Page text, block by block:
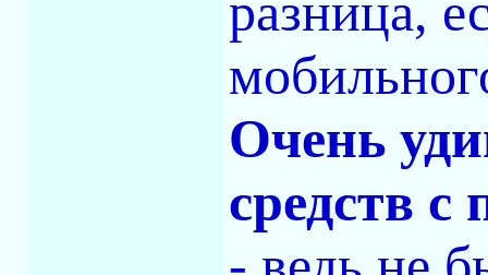
разница,
Очень
средств